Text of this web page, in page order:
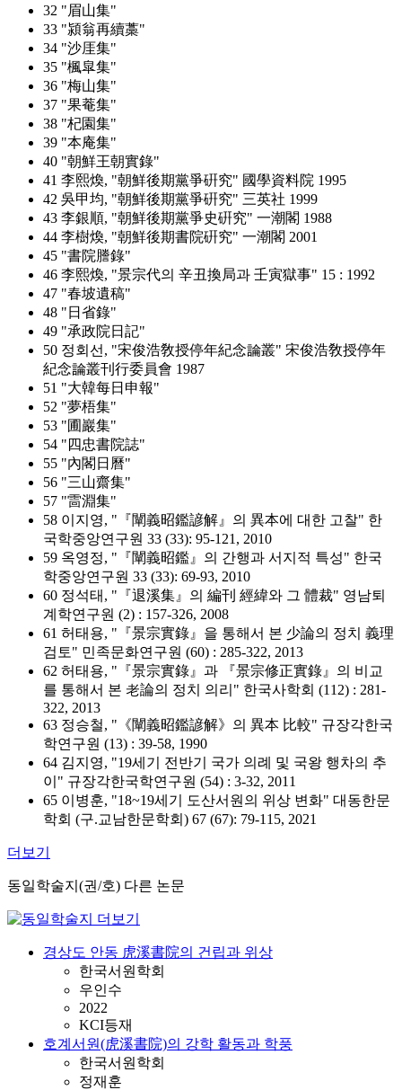
32 "眉山集"
33 "潁翁再續藁"
34 "沙厓集"
35 "楓皐集"
36 "梅山集"
37 "果菴集"
38 "杞園集"
39 "本庵集"
40 "朝鮮王朝實錄"
41 李熙煥, "朝鮮後期黨爭硏究" 國學資料院 1995
42 吳甲均, "朝鮮後期黨爭硏究" 三英社 1999
43 李銀順, "朝鮮後期黨爭史硏究" 一潮閣 1988
44 李樹煥, "朝鮮後期書院硏究" 一潮閣 2001
45 "書院謄錄"
46 李熙煥, "景宗代의 辛丑換局과 壬寅獄事" 15 : 1992
47 "春坡遺稿"
48 "日省錄"
49 "承政院日記"
50 정회선, "宋俊浩敎授停年紀念論叢" 宋俊浩敎授停年
紀念論叢刊行委員會 1987
51 "大韓每日申報"
52 "夢梧集"
53 "圃巖集"
54 "四忠書院誌"
55 "內閣日曆"
56 "三山齋集"
57 "䨓淵集"
58 이지영, "『闡義昭鑑諺解』의 異本에 대한 고찰" 한
국학중앙연구원 33 (33): 95-121, 2010
59 옥영정, "『闡義昭鑑』의 간행과 서지적 특성" 한국
학중앙연구원 33 (33): 69-93, 2010
60 정석태, "『退溪集』의 編刊 經緯와 그 體裁" 영남퇴
계학연구원 (2) : 157-326, 2008
61 허태용, "『景宗實錄』을 통해서 본 少論의 정치 義理
검토" 민족문화연구원 (60) : 285-322, 2013
62 허태용, "『景宗實錄』과 『景宗修正實錄』의 비교
를 통해서 본 老論의 정치 의리" 한국사학회 (112) : 281-
322, 2013
63 정승철, "《闡義昭鑑諺解》의 異本 比較" 규장각한국
학연구원 (13) : 39-58, 1990
64 김지영, "19세기 전반기 국가 의례 및 국왕 행차의 추
이" 규장각한국학연구원 (54) : 3-32, 2011
65 이병훈, "18~19세기 도산서원의 위상 변화" 대동한문
학회 (구.교남한문학회) 67 (67): 79-115, 2021
더보기
동일학술지(권/호) 다른 논문
경상도 안동 虎溪書院의 건립과 위상
한국서원학회
우인수
2022
KCI등재
호계서원(虎溪書院)의 강학 활동과 학풍
한국서원학회
정재훈